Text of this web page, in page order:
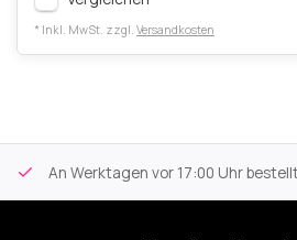
* Inkl. MwSt. zzgl. Versandkosten
An Werktagen vor 17:00 Uhr